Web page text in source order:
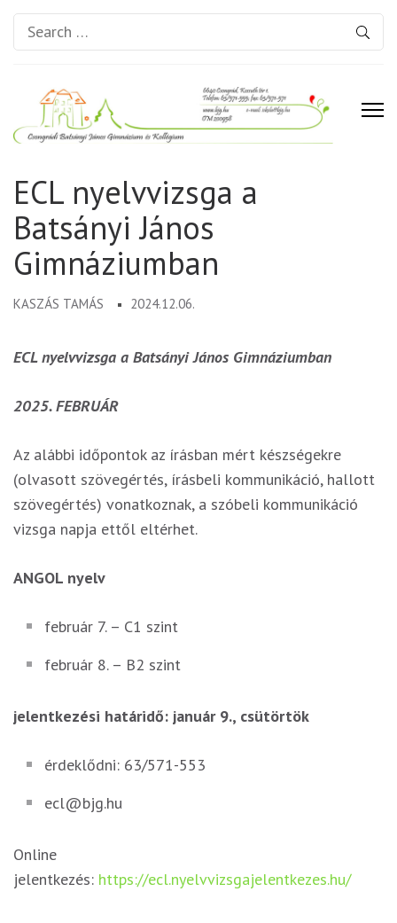
Search
for:
Gimnázium és Kollégium
ECL nyelvvizsga a
Batsányi János
Gimnáziumban
KASZÁS TAMÁS 2024.12.06.
ECL nyelvvizsga a Batsányi János Gimnáziumban
2025. FEBRUÁR
Az alábbi időpontok az írásban mért készségekre
(olvasott szövegértés, írásbeli kommunikáció, hallott
szövegértés) vonatkoznak, a szóbeli kommunikáció
vizsga napja ettől eltérhet.
ANGOL nyelv
február 7. – C1 szint
február 8. – B2 szint
jelentkezési határidő: január 9., csütörtök
érdeklődni: 63/571-553
ecl@bjg.hu
Online
jelentkezés: https://ecl.nyelvvizsgajelentkezes.hu/